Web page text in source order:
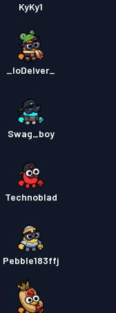
KyKy1
_IoDelver_
Swag_boy
Technoblad
Pebble183ffj